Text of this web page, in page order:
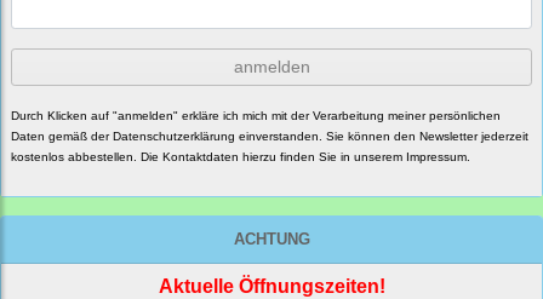
anmelden
Durch Klicken auf "anmelden" erkläre ich mich mit der Verarbeitung meiner persönlichen
Daten gemäß der Datenschutzerklärung einverstanden. Sie können den Newsletter jederzeit
kostenlos abbestellen. Die Kontaktdaten hierzu finden Sie in unserem Impressum.
ACHTUNG
Aktuelle Öffnungszeiten!